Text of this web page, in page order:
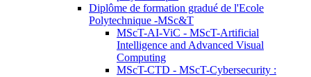
Diplôme de formation gradué de l'Ecole
Polytechnique -MSc&T
MScT-AI-ViC - MScT-Artificial
Intelligence and Advanced Visual
Computing
MScT-CTD - MScT-Cybersecurity :